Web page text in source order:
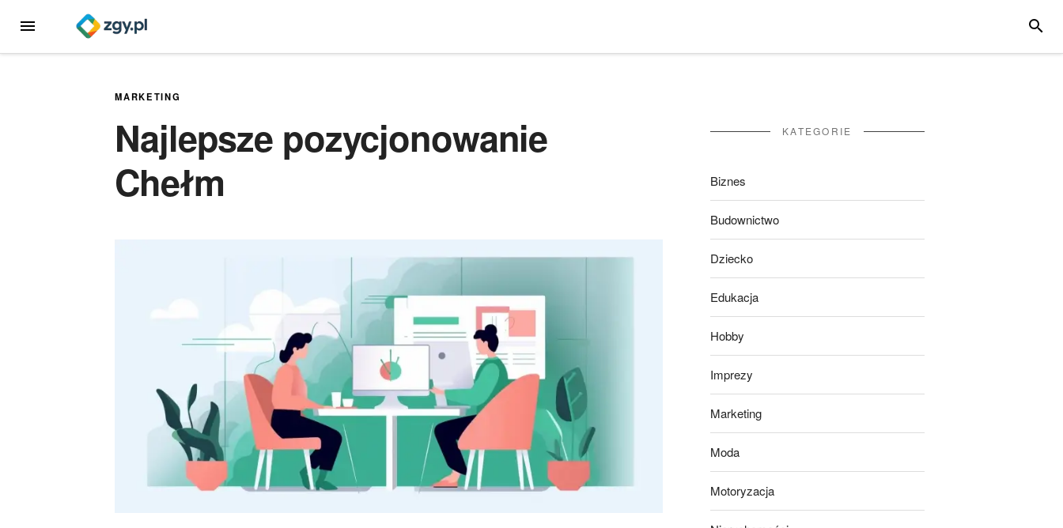
MENU
MARKETING
Najlepsze pozycjonowanie
Chełm
KATEGORIE
Biznes
Budownictwo
Dziecko
Edukacja
Hobby
Imprezy
Marketing
Moda
Motoryzacja